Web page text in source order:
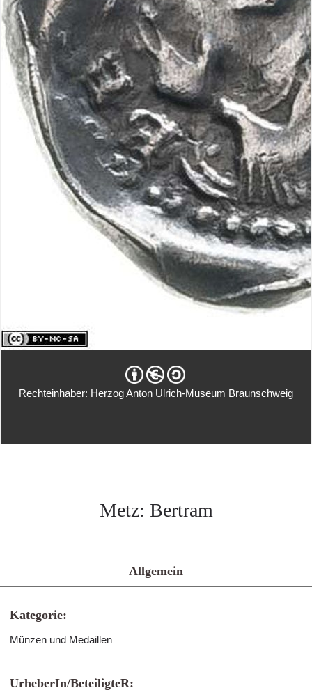
Rechteinhaber: Herzog Anton Ulrich-Museum Braunschweig
Metz: Bertram
Allgemein
Kategorie:
Münzen und Medaillen
UrheberIn/BeteiligteR: